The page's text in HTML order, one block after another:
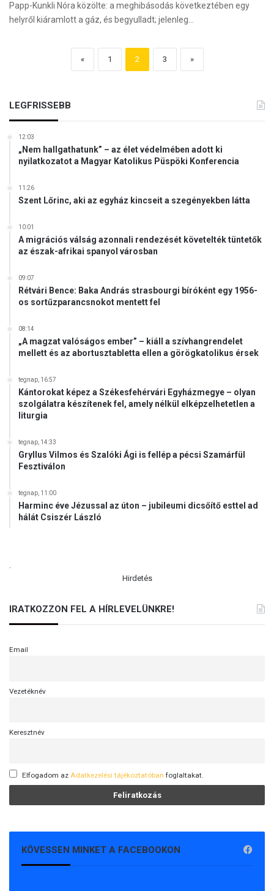
Papp-Kunkli Nóra közölte: a meghibásodás következtében egy
helyről kiáramlott a gáz, és begyulladt; jelenleg…
« 1 2 3 »
LEGFRISSEBB
12:03
„Nem hallgathatunk” – az élet védelmében adott ki
nyilatkozatot a Magyar Katolikus Püspöki Konferencia
11:26
Szent Lőrinc, aki az egyház kincseit a szegényekben látta
10:01
A migrációs válság azonnali rendezését követelték tüntetők
az észak-afrikai spanyol városban
09:07
Rétvári Bence: Baka András strasbourgi bíróként egy 1956-
os sortűzparancsnokot mentett fel
08:14
„A magzat valóságos ember” – kiáll a szívhangrendelet
mellett és az abortusztabletta ellen a görögkatolikus érsek
tegnap, 16:57
Kántorokat képez a Székesfehérvári Egyházmegye – olyan
szolgálatra készítenek fel, amely nélkül elképzelhetetlen a
liturgia
tegnap, 14:33
Gryllus Vilmos és Szalóki Ági is fellép a pécsi Szamárfül
Fesztiválon
tegnap, 11:00
Harminc éve Jézussal az úton – jubileumi dicsőítő esttel ad
hálát Csiszér László
.
Hirdetés
IRATKOZZON FEL A HÍRLEVELÜNKRE!
Email
Vezetéknév
Keresztnév
Elfogadom az Adatkezelési tájékoztatóban foglaltakat.
KÖVESSEN MINKET A FACEBOOKON